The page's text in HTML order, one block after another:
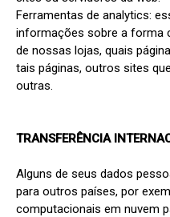
Ferramentas de analytics:
informações sobre a forma
de nossas lojas, quais
tais páginas, outros sites
outras.
TRANSFERÊNCIA
Alguns de seus dados
para outros países, por
computacionais em nuvem